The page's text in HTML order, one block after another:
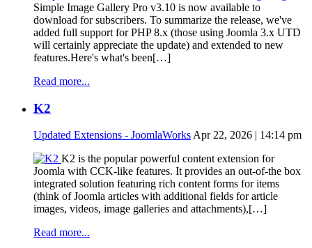
Simple Image Gallery Pro v3.10 is now available to
download for subscribers. To summarize the release, we've
added full support for PHP 8.x (those using Joomla 3.x UTD
will certainly appreciate the update) and extended to new
features.Here's what's been[…]
Read more...
K2
Updated Extensions - JoomlaWorksApr 22, 2026 | 14:14 pm
K2 is the popular powerful content extension for
Joomla with CCK-like features. It provides an out-of-the box
integrated solution featuring rich content forms for items
(think of Joomla articles with additional fields for article
images, videos, image galleries and attachments),[…]
Read more...